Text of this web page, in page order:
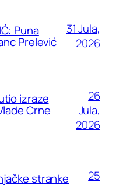
Puna
Prelević
31 Jula,
2026
izraze
Crne
26
Jula,
2026
stranke
25